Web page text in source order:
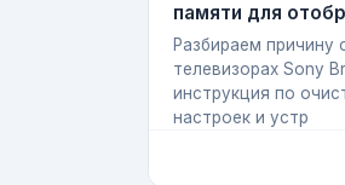
памяти для
Разбираем причину
телевизорах Sony
инструкция по
настроек и устр